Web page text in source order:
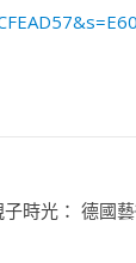
子時光： 德國